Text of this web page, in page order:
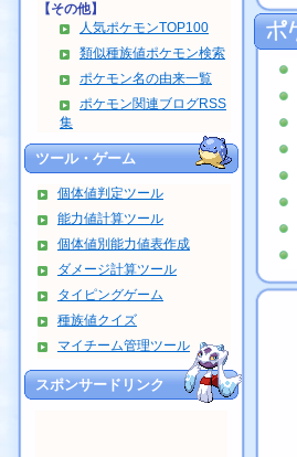
【その他】
人気ポケモンTOP100
類似種族値ポケモン検索
ポケモン名の由来一覧
ポケモン関連ブログRSS
集
ツール・ゲーム
個体値判定ツール
能力値計算ツール
個体値別能力値表作成
ダメージ計算ツール
タイピングゲーム
種族値クイズ
マイチーム管理ツール
スポンサードリンク